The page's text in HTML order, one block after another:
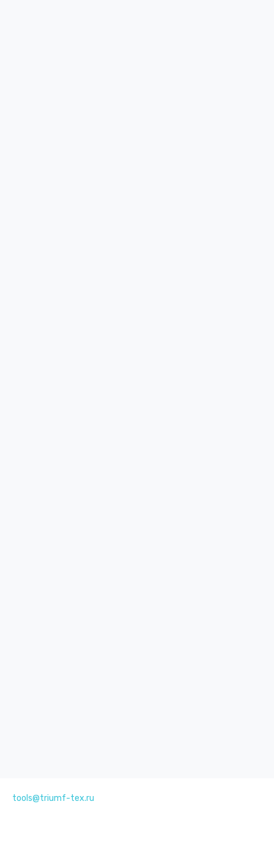
tools@triumf-tex.ru